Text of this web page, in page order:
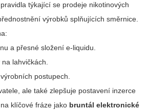
týkající se prodeje nikotinových
výrobků splňujících směrnice.
a přesné složení e-liquidu.
lahvičkách.
postupech.
ale také zlepšuje postavení inzerce
klíčové fráze jako bruntál elektronické